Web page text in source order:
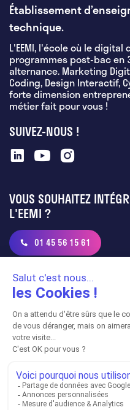
Établissement
technique.
L'EEMI, l'école où le digital
programmes post-bac en
alternance. Marketing
Coding, Design Interactif,
forte dimension
métier fait pour vous !
SUIVEZ-NOUS !
VOUS SOUHAITEZ
L'EEMI ?
01 45 56 15 61
admission@eemi.com
ADRESSE PRINCIPALE
128 Quai de Jemmapes,
75010 Paris